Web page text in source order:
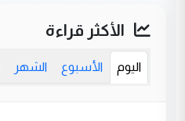
الأكثر قراءة
اليوم الأسبوع الشهر